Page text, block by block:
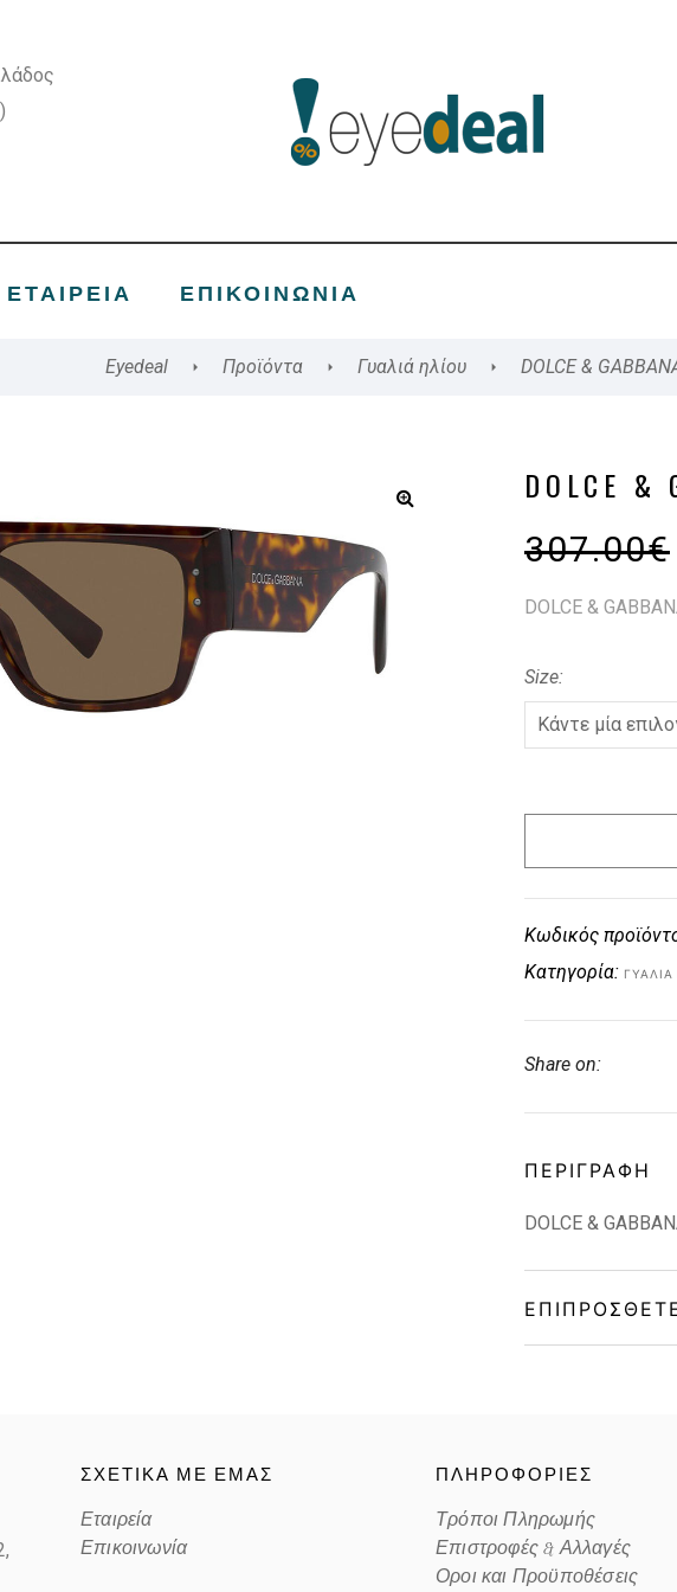
ΕΤΑΙΡΕΊΑ ΕΠΙΚΟΙΝΩΝΊΑ
Eyedeal Προϊόντα Γυαλιά ηλίου DOLCE &
DOLCE &
307.00€
DOLCE &
Size
Κωδικός
Κατηγορία:
Share on:
ΠΕΡΙΓΡΑΦΉ
DOLCE &
Lens Color
ΣΧΕΤΙΚΑ ΜΕ ΕΜΑΣ
Εταιρεία
Επικοινωνία
ΠΛΗΡΟΦΟΡΙΕΣ
Τρόποι Πληρωμής
Επιστροφές & Αλλαγές
Οροι και Προϋποθέσεις